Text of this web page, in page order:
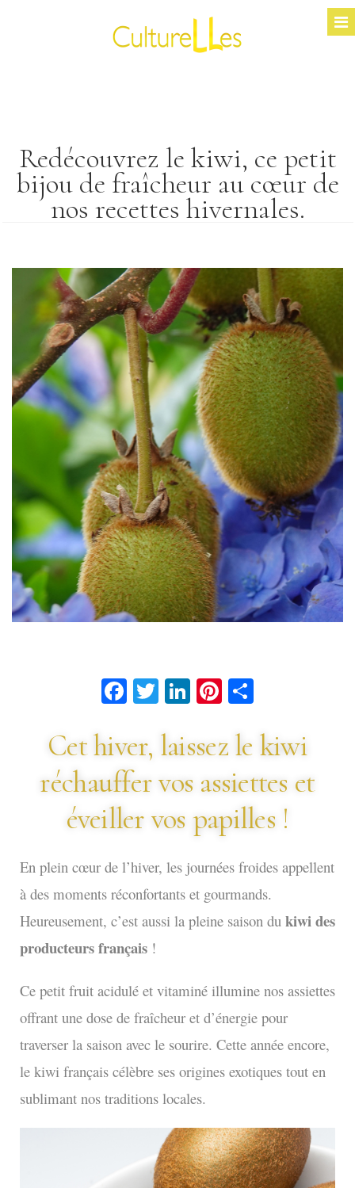
Redécouvrez le kiwi, ce petit
bijou de fraîcheur au cœur de
nos recettes hivernales.
Facebook
Twitter
LinkedIn
Pinterest
Cet hiver, laissez le kiwi
réchauffer vos assiettes et
éveiller vos papilles !
En plein cœur de l’hiver, les journées froides appellent
à des moments réconfortants et gourmands.
Heureusement, c’est aussi la pleine saison du kiwi des
producteurs français !
Ce petit fruit acidulé et vitaminé illumine nos assiettes
offrant une dose de fraîcheur et d’énergie pour
traverser la saison avec le sourire. Cette année encore,
le kiwi français célèbre ses origines exotiques tout en
sublimant nos traditions locales.